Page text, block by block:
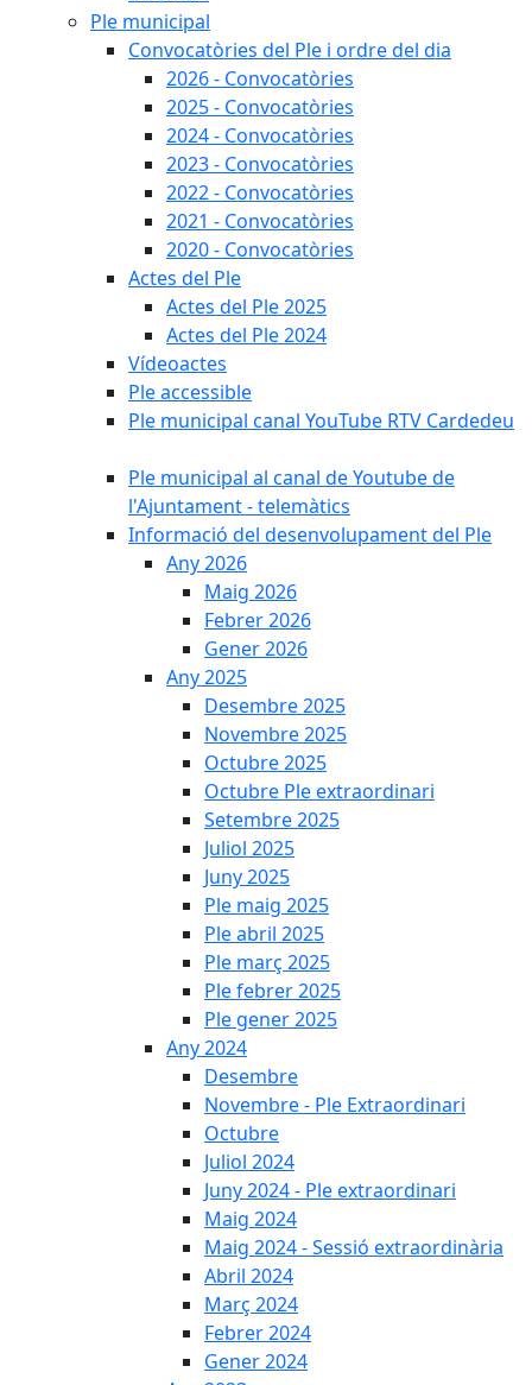
Ple municipal
Convocatòries del Ple i ordre del dia
2026 - Convocatòries
2025 - Convocatòries
2024 - Convocatòries
2023 - Convocatòries
2022 - Convocatòries
2021 - Convocatòries
2020 - Convocatòries
Actes del Ple
Actes del Ple 2025
Actes del Ple 2024
Vídeoactes
Ple accessible
Ple municipal canal YouTube RTV Cardedeu
Ple municipal al canal de Youtube de
l'Ajuntament - telemàtics
Informació del desenvolupament del Ple
Any 2026
Maig 2026
Febrer 2026
Gener 2026
Any 2025
Desembre 2025
Novembre 2025
Octubre 2025
Octubre Ple extraordinari
Setembre 2025
Juliol 2025
Juny 2025
Ple maig 2025
Ple abril 2025
Ple març 2025
Ple febrer 2025
Ple gener 2025
Any 2024
Desembre
Novembre - Ple Extraordinari
Octubre
Juliol 2024
Juny 2024 - Ple extraordinari
Maig 2024
Maig 2024 - Sessió extraordinària
Abril 2024
Març 2024
Febrer 2024
Gener 2024